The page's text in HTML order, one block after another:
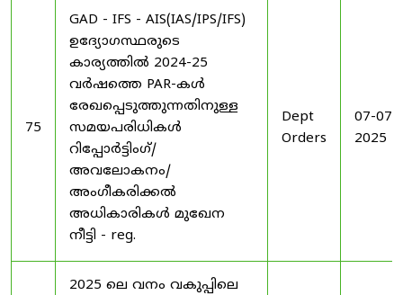
75
GAD - IFS - AIS(IAS/IPS/IFS)
ഉദ്യോഗസ്ഥരുടെ
കാര്യത്തിൽ 2024-25
വർഷത്തെ PAR-കൾ
രേഖപ്പെടുത്തുന്നതിനുള്ള
സമയപരിധികൾ
റിപ്പോർട്ടിംഗ്/
അവലോകനം/
അംഗീകരിക്കൽ
അധികാരികൾ മുഖേന
നീട്ടി - reg.
Dept
Orders
07-07-
2025
2025 ലെ വനം വകുപ്പിലെ